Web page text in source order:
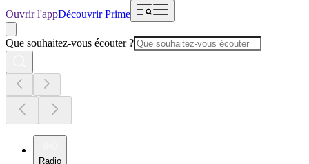
Ouvrir l'appDécouvrir Prime
Que souhaitez-vous écouter ?
Radio